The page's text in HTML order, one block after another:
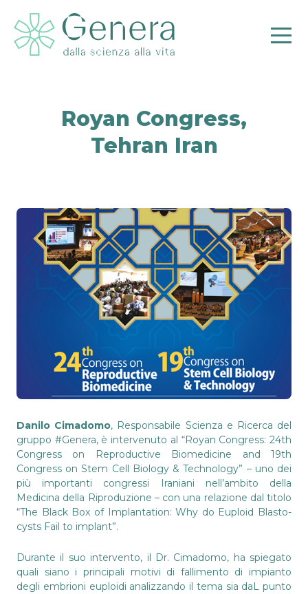
Royan Congress,
Tehran Iran
Danilo Cimadomo, Responsabile Scienza e Ricerca del
gruppo #Genera, è intervenuto al “Royan Congress: 24th
Congress on Reproductive Biomedicine and 19th
Congress on Stem Cell Biology & Technology” – uno dei
più importanti congressi Iraniani nell’ambito della
Medicina della Riproduzione – con una relazione dal titolo
“The Black Box of Implantation: Why do Euploid Blasto-
cysts Fail to implant”.
Durante il suo intervento, il Dr. Cimadomo, ha spiegato
quali siano i principali motivi di fallimento di impianto
degli embrioni euploidi analizzando il tema sia daL punto